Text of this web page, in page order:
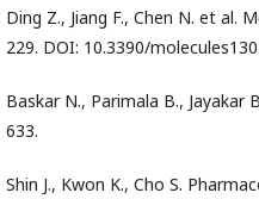
Ding Z., Jiang F., Chen N. et al.
229. DOI: 10.3390/
Baskar N., Parimala B., Jayakar
633.
Shin J., Kwon K., Cho S.